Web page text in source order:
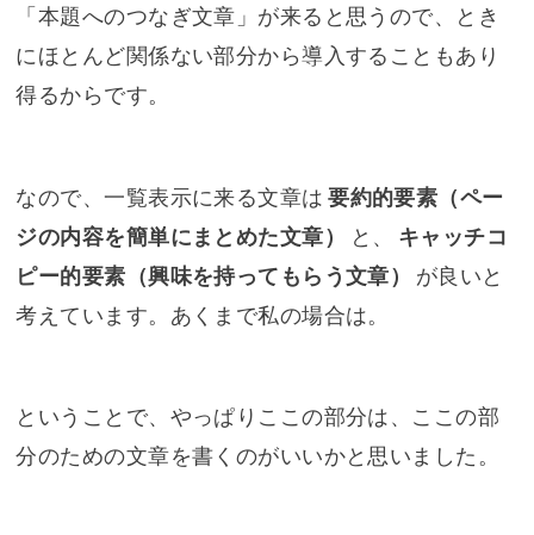
「本題へのつなぎ文章」が来ると思うので、とき
にほとんど関係ない部分から導入することもあり
得るからです。
なので、一覧表示に来る文章は 要約的要素（ペー
ジの内容を簡単にまとめた文章）
と、
キャッチコ
ピー的要素（興味を持ってもらう文章）
が良いと
考えています。あくまで私の場合は。
ということで、やっぱりここの部分は、ここの部
分のための文章を書くのがいいかと思いました。